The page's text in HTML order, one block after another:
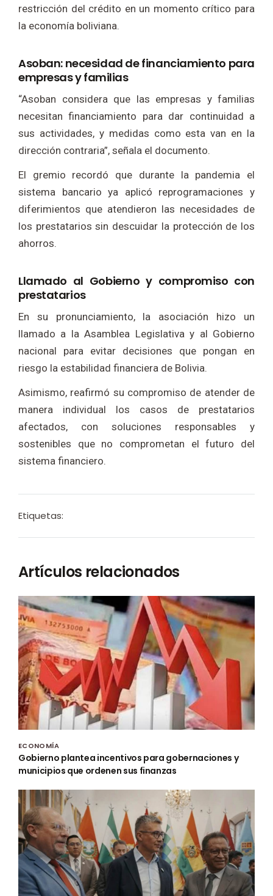
restricción del crédito en un momento crítico para
la economía boliviana.
Asoban: necesidad de financiamiento para
empresas y familias
“Asoban considera que las empresas y familias
necesitan financiamiento para dar continuidad a
sus actividades, y medidas como esta van en la
dirección contraria”, señala el documento.
El gremio recordó que durante la pandemia el
sistema bancario ya aplicó reprogramaciones y
diferimientos que atendieron las necesidades de
los prestatarios sin descuidar la protección de los
ahorros.
Llamado al Gobierno y compromiso con
prestatarios
En su pronunciamiento, la asociación hizo un
llamado a la Asamblea Legislativa y al Gobierno
nacional para evitar decisiones que pongan en
riesgo la estabilidad financiera de Bolivia.
Asimismo, reafirmó su compromiso de atender de
manera individual los casos de prestatarios
afectados, con soluciones responsables y
sostenibles que no comprometan el futuro del
sistema financiero.
Etiquetas:
Artículos relacionados
ECONOMÍA
Gobierno plantea incentivos para gobernaciones y
municipios que ordenen sus finanzas